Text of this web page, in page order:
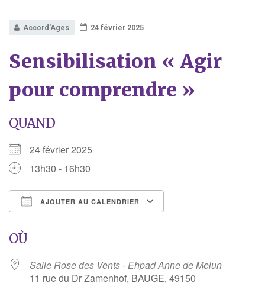
Accord'Ages 24 février 2025
Sensibilisation « Agir
pour comprendre »
QUAND
24 février 2025
13h30 - 16h30
AJOUTER AU CALENDRIER
OÙ
Salle Rose des Vents - Ehpad Anne de Melun
11 rue du Dr Zamenhof, BAUGE, 49150